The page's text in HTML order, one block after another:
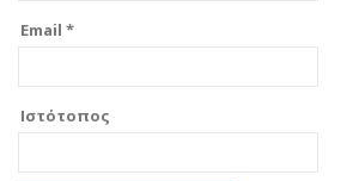
Email *
Ιστότοπος